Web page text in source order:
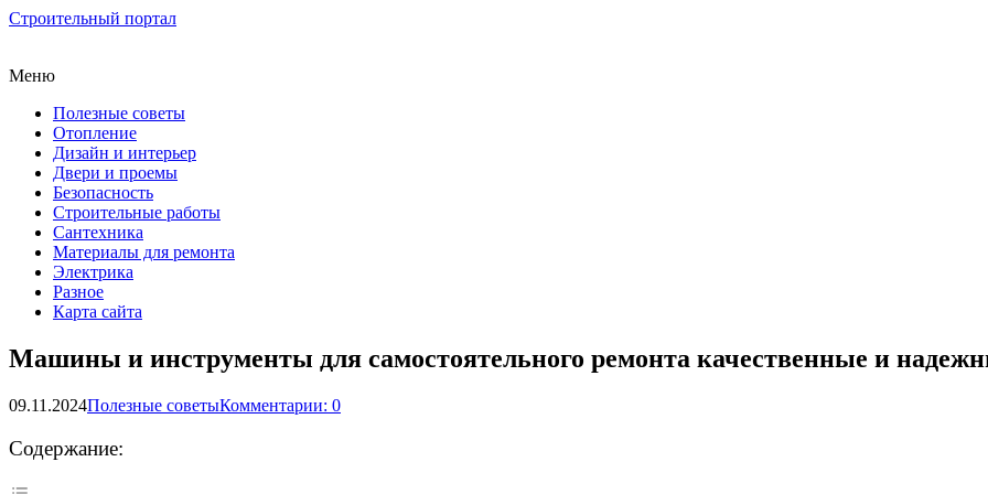
Строительный портал
Меню
Полезные советы
Отопление
Дизайн и интерьер
Двери и проемы
Безопасность
Строительные работы
Сантехника
Материалы для ремонта
Электрика
Разное
Карта сайта
Машины и инструменты для самостоятельного ремонта качественные и
09.11.2024Полезные советыКомментарии: 0
Содержание: